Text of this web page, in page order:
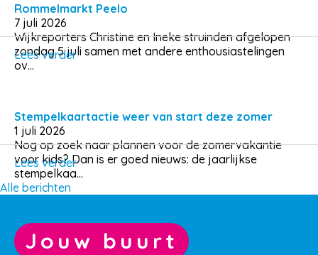
Rommelmarkt Peelo
7 juli 2026
Wijkreporters Christine en Ineke struinden afgelopen
zondag 5 juli samen met andere enthousiastelingen
ov...
Lees verder
Stempelkaartactie weer van start deze zomer
1 juli 2026
Nog op zoek naar plannen voor de zomervakantie
voor kids? Dan is er goed nieuws: de jaarlijkse
stempelkaa...
Lees verder
Alle berichten
Jouw buurt